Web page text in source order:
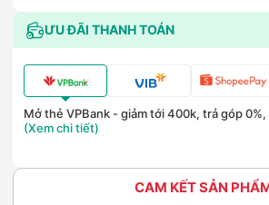
ƯU ĐÃI THANH TOÁN
Mở thẻ VPBank - giảm tới 400k, trả góp
(Xem chi tiết)
CAM KẾT SẢN